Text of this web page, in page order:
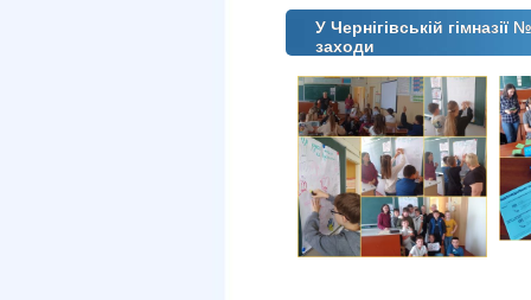
У Чернігівській
заходи